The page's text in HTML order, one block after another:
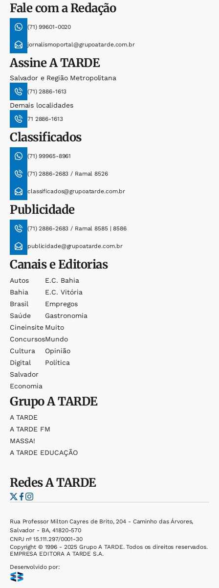
Fale com a Redação
(71) 99601-0020
jornalismoportal@grupoatarde.com.br
AssineA TARDE
Salvador e Região Metropolitana
(71) 2886-1613
Demais localidades
71 2886-1613
Classificados
(71) 99965-8961
(71) 2886-2683 / Ramal 8526
classificados@grupoatarde.com.br
Publicidade
(71) 2886-2683 / Ramal 8585 | 8586
publicidade@grupoatarde.com.br
Canais e Editorias
Autos
Bahia
Brasil
Saúde
Cineinsite
Concursos
Cultura
Digital
Salvador
Economia
E.c. Bahia
E.c. Vitória
Empregos
Gastronomia
Muito
Mundo
Opinião
Política
GrupoA TARDE
A TARDE
A TARDE FM
MASSA!
A TARDE EDUCAÇÃO
RedesA TARDE
Rua Professor Milton Cayres de Brito, 204 - Caminho das Árvores,
Salvador - BA, 41820-570
CNPJ nº 15.111.297/0001-30
Copyright © 1996 - 2025 Grupo A TARDE. Todos os direitos reservados.
EMPRESA EDITORA A TARDE S.A.
Desenvolvido por: